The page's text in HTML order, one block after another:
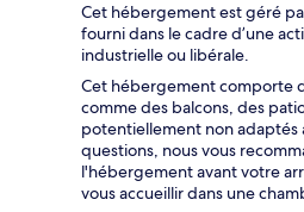
Cet hébergement est géré
fourni dans le cadre d’une
industrielle ou libérale.
Cet hébergement comporte
comme des balcons, des
potentiellement non adaptés
questions, nous vous
l'hébergement avant votre
vous accueillir dans une